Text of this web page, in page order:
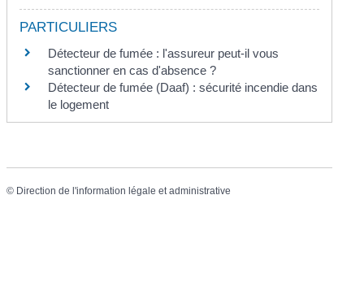
PARTICULIERS
Détecteur de fumée : l'assureur peut-il vous
sanctionner en cas d'absence ?
Détecteur de fumée (Daaf) : sécurité incendie dans
le logement
© Direction de l'information légale et administrative